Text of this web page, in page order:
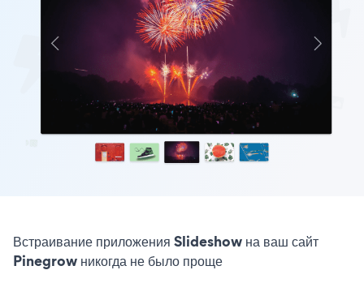
Встраивание приложения Slideshow на ваш сайт
Pinegrow никогда не было проще